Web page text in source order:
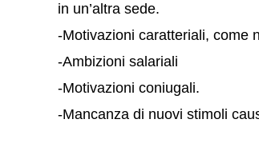
in un’altra sede.
-Motivazioni caratteriali, come
-Ambizioni salariali
-Motivazioni coniugali.
-Mancanza di nuovi stimoli